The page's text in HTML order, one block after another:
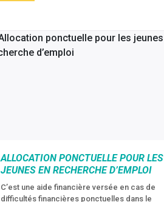
ALLOCATION PONCTUELLE POUR LES
JEUNES EN RECHERCHE D’EMPLOI
C’est une aide financière versée en cas de
difficultés financières ponctuelles dans le